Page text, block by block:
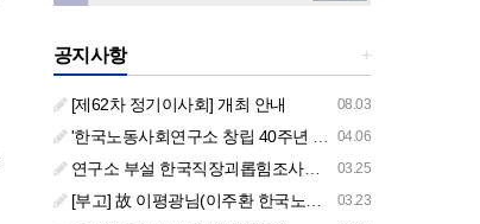
+
공지사항
08.03
[제62차 정기이사회] 개최 안내
04.06
'한국노동사회연구소 창립 40주년 기념 행사 안내'
03.25
연구소 부설 한국직장괴롭힘조사센터 '2026년도 주요 사업 안내' (교육/컨설팅)
03.23
[부고] 故 이평광님(이주환 한국노동사회연구소 부소장 부친상)